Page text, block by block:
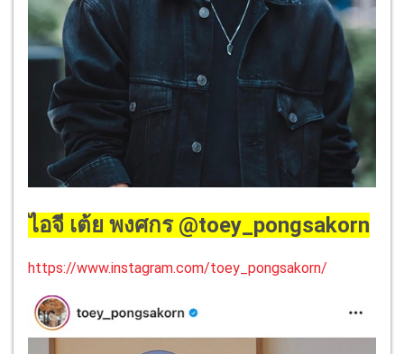
ไอจี เต้ย พงศกร @toey_pongsakorn
https://www.instagram.com/toey_pongsakorn/